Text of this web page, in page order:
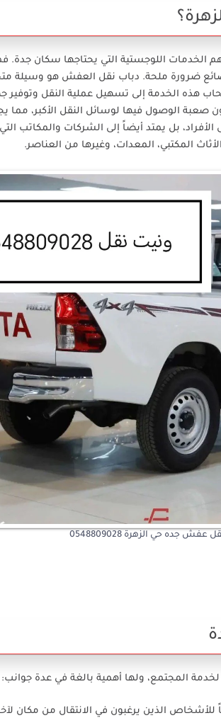
اللوجستية التي يحتاجها سكان جدة. فمع
ضرورة ملحة. دباب نقل العفش هو
هذه الخدمة إلى تسهيل عملية النقل وتوفير
صعبة الوصول فيها لوسائل النقل الأكبر، مما
بل يمتد أيضاً إلى الشركات والمكاتب
المكتبي، المعدات، وغيرها من العناصر.
عفش جده حي الزهرة 0548809028
المجتمع، ولها أهمية بالغة في عدة جوانب:
الذين يرغبون في الانتقال من مكان